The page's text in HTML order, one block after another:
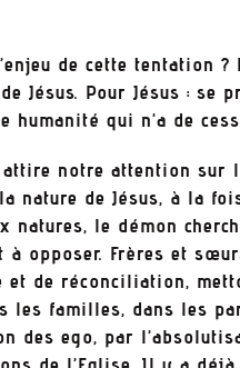
de cette tentation ?
Jésus. Pour Jésus : se
humanité qui n’a de
attention sur le
nature de Jésus, à la
le démon
opposer. Frères et
et de réconciliation,
les familles, dans les
des ego, par